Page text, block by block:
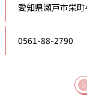
愛知県瀬戸市栄
0561-88-2790